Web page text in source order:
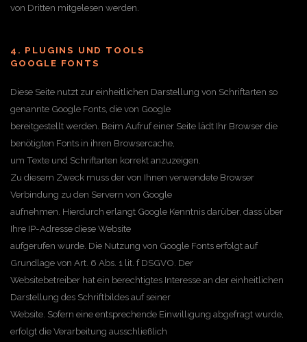
von Dritten mitgelesen werden.
4. PLUGINS UND TOOLS
GOOGLE FONTS
Diese Seite nutzt zur einheitlichen Darstellung von Schriftarten so
genannte Google Fonts, die von Google
bereitgestellt werden. Beim Aufruf einer Seite lädt Ihr Browser die
benötigten Fonts in ihren Browsercache,
um Texte und Schriftarten korrekt anzuzeigen.
Zu diesem Zweck muss der von Ihnen verwendete Browser
Verbindung zu den Servern von Google
aufnehmen. Hierdurch erlangt Google Kenntnis darüber, dass über
Ihre IP-Adresse diese Website
aufgerufen wurde. Die Nutzung von Google Fonts erfolgt auf
Grundlage von Art. 6 Abs. 1 lit. f DSGVO. Der
Websitebetreiber hat ein berechtigtes Interesse an der einheitlichen
Darstellung des Schriftbildes auf seiner
Website. Sofern eine entsprechende Einwilligung abgefragt wurde,
erfolgt die Verarbeitung ausschließlich